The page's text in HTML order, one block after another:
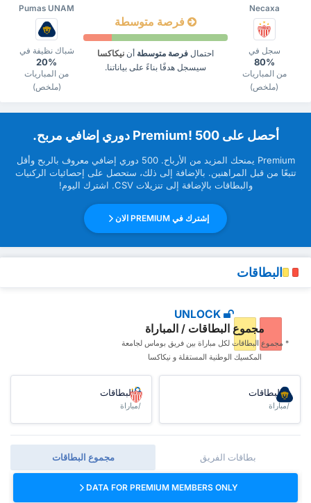
Pumas UNAM Necaxa
شباك نظيفة في
20%
من المباريات
(ملخص)
فرصة متوسطة
احتمال فرصة متوسطة أن نيكاكسا
سيسجل هدفًا بناءً على بياناتنا.
سجل في
80%
من المباريات
(ملخص)
‏أحصل على Premium! 500 دوري إضافي مربح.
Premium ‏يمنحك المزيد من ‏الأرباح. 500 دوري إضافي معروف بالربح وأقل
تتبعًا من قبل ‏المراهنين. بالإضافة إلى ذلك، ستحصل على إحصائيات الركنيات
والبطاقات بالإضافة إلى تنزيلات CSV. اشترك اليوم!
إشترك في PREMIUM الان
البطاقات
UNLOCK
مجموع البطاقات / المباراة
* مجموع البطاقات ‏لكل مباراة بين فريق بوماس لجامعة
المكسيك الوطنية المستقلة و نيكاكسا
البطاقات
/مباراة
البطاقات
/مباراة
مجموع البطاقات بطاقات الفريق
DATA FOR PREMIUM MEMBERS ONLY